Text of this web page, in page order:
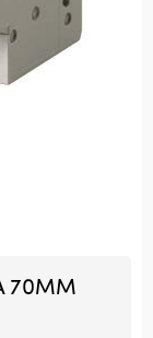
70MM